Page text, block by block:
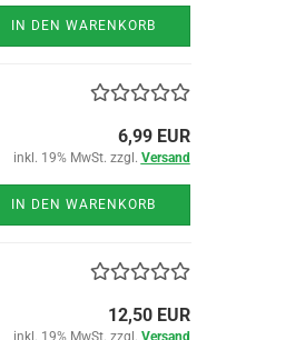
IN DEN WARENKORB
6,99 EUR
inkl. 19% MwSt. zzgl. Versand
IN DEN WARENKORB
12,50 EUR
inkl. 19% MwSt. zzgl. Versand